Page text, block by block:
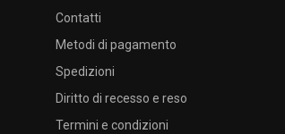
Contatti
Metodi di pagamento
Spedizioni
Diritto di recesso e reso
Termini e condizioni